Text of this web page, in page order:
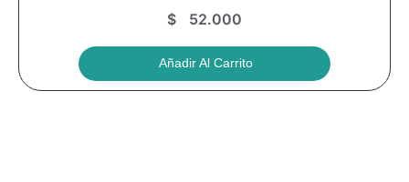
$ 52.000
Añadir Al Carrito